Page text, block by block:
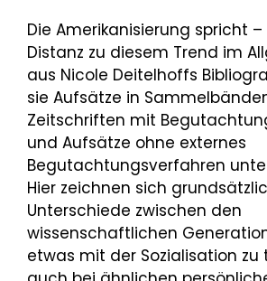
Die Amerikanisierung spricht
Distanz zu diesem Trend im
aus Nicole Deitelhoffs
sie Aufsätze in
Zeitschriften mit
und Aufsätze ohne externes
Begutachtungsverfahren
Hier zeichnen sich
Unterschiede zwischen den
wissenschaftlichen
etwas mit der Sozialisation zu